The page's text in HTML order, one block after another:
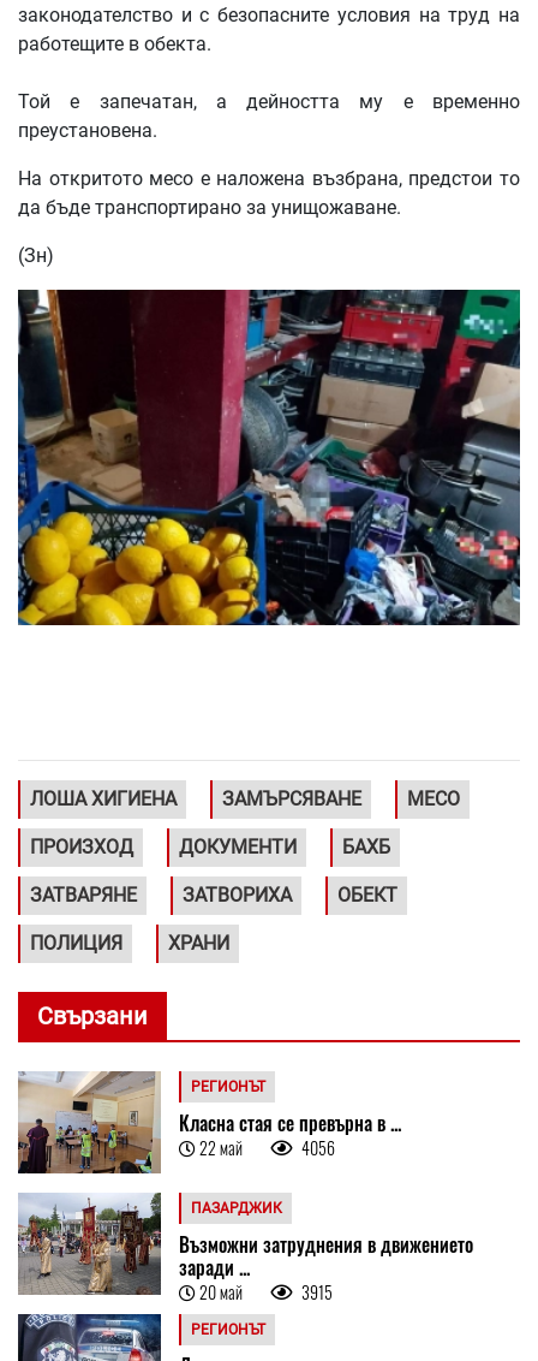
законодателство и с безопасните условия на труд на
работещите в обекта.
Той е запечатан, а дейността му е временно
преустановена.
На откритото месо е наложена възбрана, предстои то
да бъде транспортирано за унищожаване.
(Зн)
ЛОША ХИГИЕНА ЗАМЪРСЯВАНЕ МЕСО
ПРОИЗХОД ДОКУМЕНТИ БАХБ
ЗАТВАРЯНЕ ЗАТВОРИХА ОБЕКТ
ПОЛИЦИЯ ХРАНИ
Свързани
РЕГИОНЪТ
Класна стая се превърна в ...
22 май 4056
ПАЗАРДЖИК
Възможни затруднения в движението
заради ...
20 май 3915
РЕГИОНЪТ